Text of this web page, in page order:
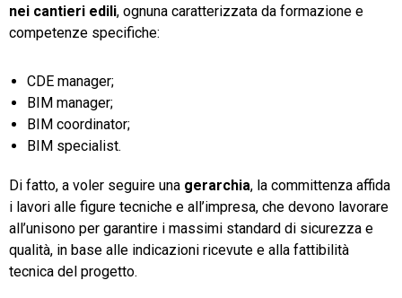
nei cantieri edili, ognuna caratterizzata da formazione e
competenze specifiche:
CDE manager;
BIM manager;
BIM coordinator;
BIM specialist.
Di fatto, a voler seguire una gerarchia, la committenza affida
i lavori alle figure tecniche e all’impresa, che devono lavorare
all’unisono per garantire i massimi standard di sicurezza e
qualità, in base alle indicazioni ricevute e alla fattibilità
tecnica del progetto.